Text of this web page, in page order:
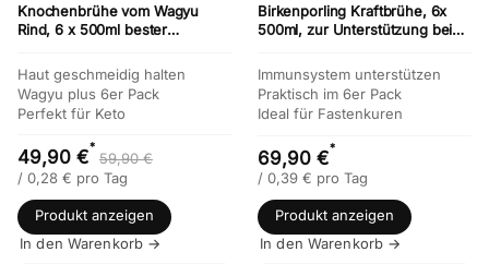
Knochenbrühe vom Wagyu
Rind, 6 x 500ml bester
Haut geschmeidig halten
Wagyu plus 6er Pack
Perfekt für Keto
49,90 €*
59,90 €
/ 0,28 € pro Tag
Produkt anzeigen
In den Warenkorb →
Birkenporling Kraftbrühe, 6x
500ml, zur Unterstützung bei
Immunsystem unterstützen
Praktisch im 6er Pack
Ideal für Fastenkuren
69,90 €*
/ 0,39 € pro Tag
Produkt anzeigen
In den Warenkorb →